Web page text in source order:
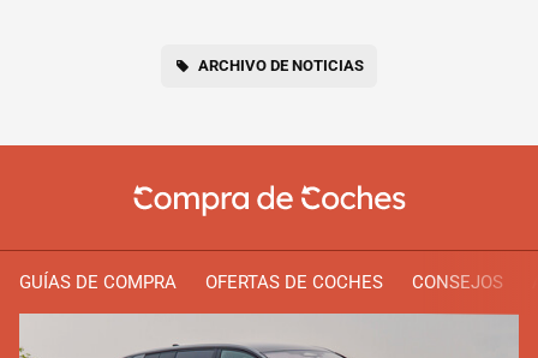
ARCHIVO DE NOTICIAS
GUÍAS DE COMPRA OFERTAS DE COCHES CONSEJOS